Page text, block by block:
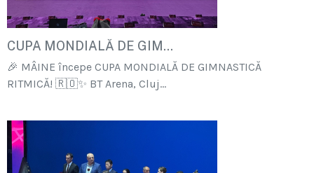
CUPA MONDIALĂ DE GIM...
🎉 MÂINE începe CUPA MONDIALĂ DE GIMNASTICĂ
RITMICĂ! 🇷🇴✨ BT Arena, Cluj...